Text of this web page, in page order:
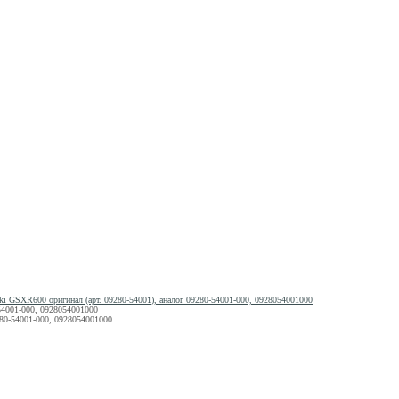
GSXR600 оригинал (арт. 09280-54001), аналог 09280-54001-000, 0928054001000
000, 0928054001000